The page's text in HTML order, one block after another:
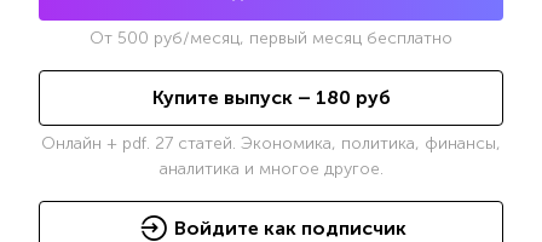
От 500 руб/месяц, первый месяц бесплатно
Купите выпуск – 180 руб
Онлайн + pdf. 27 статей. Экономика, политика, финансы,
аналитика и многое другое.
Войдите как подписчик